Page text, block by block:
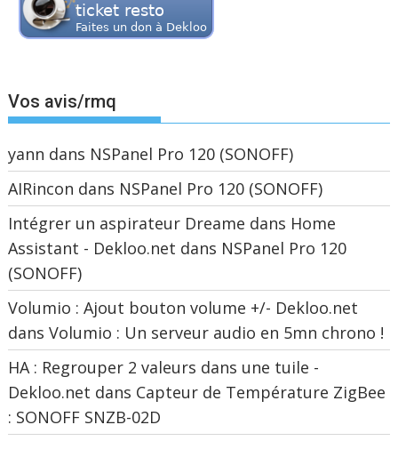
Vos avis/rmq
yann dans NSPanel Pro 120 (SONOFF)
AIRincon dans NSPanel Pro 120 (SONOFF)
Intégrer un aspirateur Dreame dans Home
Assistant - Dekloo.net dans NSPanel Pro 120
(SONOFF)
Volumio : Ajout bouton volume +/- Dekloo.net
dansVolumio : Un serveur audio en 5mn chrono !
HA : Regrouper 2 valeurs dans une tuile -
Dekloo.net dans Capteur de Température ZigBee
: SONOFF SNZB-02D